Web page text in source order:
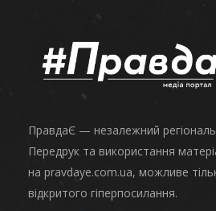
ПравдаЄ — незалежний
Передрук та використання
на pravdaye.com.ua, можливе
відкритого гіперпосилання.